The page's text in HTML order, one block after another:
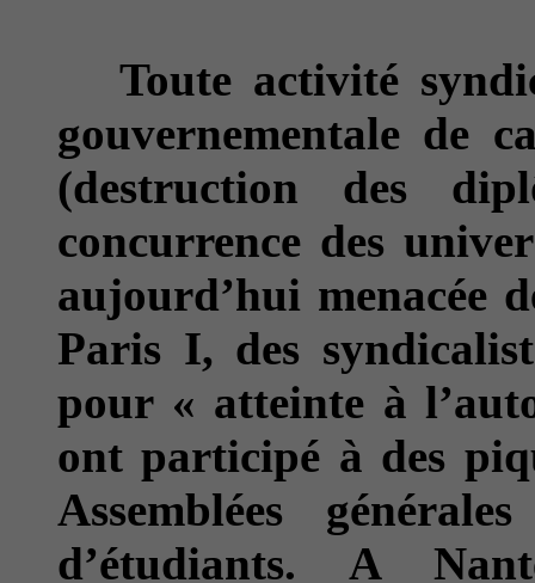
Toute activité
gouvernementale de
(destruction des
concurrence des
aujourd’hui menacée
Paris I, des
pour « atteinte à
ont participé à des
Assemblées
d’étudiants. A